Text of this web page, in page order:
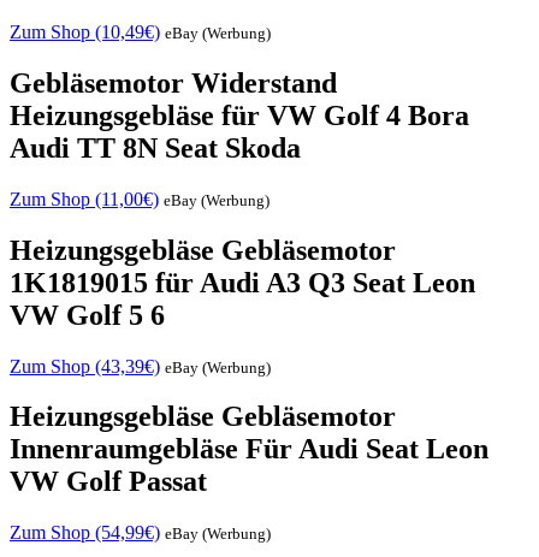
Zum Shop (10,49€) eBay (Werbung)
Gebläsemotor Widerstand
Heizungsgebläse für VW Golf 4 Bora
Audi TT 8N Seat Skoda
Zum Shop (11,00€) eBay (Werbung)
Heizungsgebläse Gebläsemotor
1K1819015 für Audi A3 Q3 Seat Leon
VW Golf 5 6
Zum Shop (43,39€) eBay (Werbung)
Heizungsgebläse Gebläsemotor
Innenraumgebläse Für Audi Seat Leon
VW Golf Passat
Zum Shop (54,99€) eBay (Werbung)